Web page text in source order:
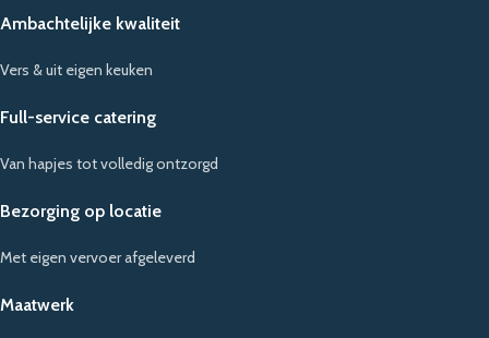
Ambachtelijke kwaliteit
Vers & uit eigen keuken
Full-service catering
Van hapjes tot volledig ontzorgd
Bezorging op locatie
Met eigen vervoer afgeleverd
Maatwerk